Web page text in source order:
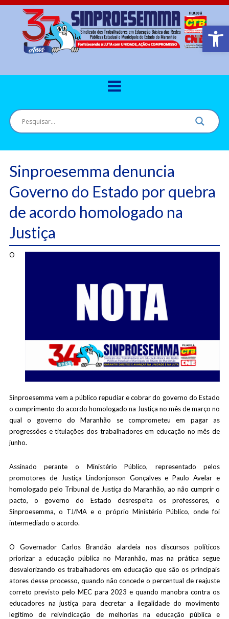
Barra de
Sinproesemma denuncia
Governo do Estado por quebra
de acordo homologado na
Justiça
O
Sinproesemma vem a público repudiar e cobrar do governo do Estado
o cumprimento do acordo homologado na Justiça no mês de março no
qual o governo do Maranhão se comprometeu em pagar as
progressões e titulações dos trabalhadores em educação no mês de
junho.
Assinado perante o Ministério Público, representado pelos
promotores de Justiça Lindonjonson Gonçalves e Paulo Avelar e
homologado pelo Tribunal de Justiça do Maranhão, ao não cumprir o
pacto, o governo do Estado desrespeita os professores, o
Sinproesemma, o TJ/MA e o próprio Ministério Público, onde foi
intermediado o acordo.
O Governador Carlos Brandão alardeia nos discursos políticos
priorizar a educação pública no Maranhão, mas na prática segue
desvalorizando os trabalhadores em educação que são os principais
atores desse processo, quando não concede o percentual de reajuste
correto previsto pelo MEC para 2023 e quando manobra contra os
educadores na justiça para decretar a ilegalidade do movimento
legítimo de reivindicação de melhorias na educação pública e